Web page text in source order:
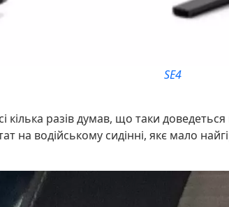
SE4
разів думав, що таки доведеться
на водійському сидінні, якє мало